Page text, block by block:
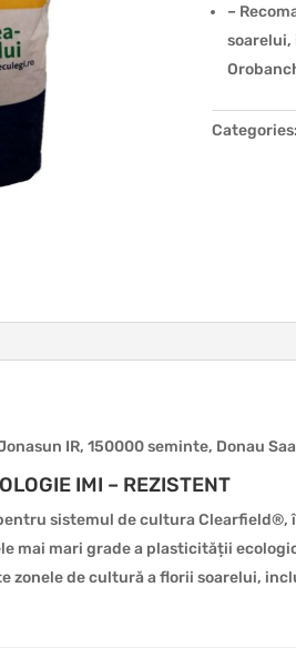
–
Categories:
IR, 150000 seminte, Donau
IMI – REZISTENT
sistemul de cultura
mai mari grade a plasticității
zonele de cultură a florii soarelui,